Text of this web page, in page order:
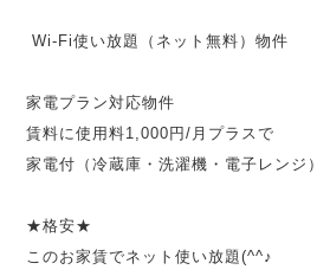
Wi-Fi使い放題（ネット無料）物件
家電プラン対応物件
賃料に使用料1,000円/月プラスで
家電付（冷蔵庫・洗濯機・電子レンジ）
★格安★
このお家賃でネット使い放題(^^♪